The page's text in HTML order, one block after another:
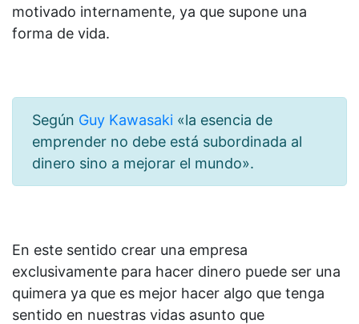
motivado internamente, ya que supone una
forma de vida.
Según Guy Kawasaki «la esencia de
emprender no debe está subordinada al
dinero sino a mejorar el mundo».
En este sentido crear una empresa
exclusivamente para hacer dinero puede ser una
quimera ya que es mejor hacer algo que tenga
sentido en nuestras vidas asunto que